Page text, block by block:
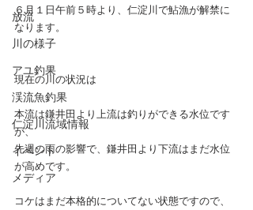
放流
川の様子
アユ釣果
渓流魚釣果
仁淀川流域情報
イベント
メディア
６月１日午前５時より、仁淀川で鮎漁が解禁に
なります。
現在の川の状況は
本流は鎌井田より上流は釣りができる水位です
が、
先週の雨の影響で、鎌井田より下流はまだ水位
が高めです。
コケはまだ本格的についてない状態ですので、